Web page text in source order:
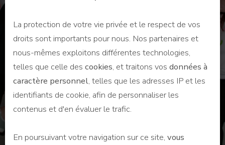
QUI FAIT QUOI ?
La protection de votre vie privée et le respect de vos
droits sont importants pour nous. Nos partenaires et
nous-mêmes exploitons différentes technologies,
telles que celle des cookies, et traitons vos données à
caractère personnel, telles que les adresses IP et les
identifiants de cookie, afin de personnaliser les
contenus et d'en évaluer le trafic.
En poursuivant votre navigation sur ce site, vous